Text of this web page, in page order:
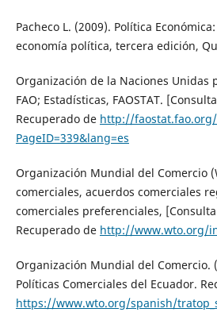
Pacheco L. (2009). Política
economía política, tercera edición,
Organización de la Naciones Unidas
FAO; Estadísticas, FAOSTAT.
Recuperado de http://
PageID=339&lang=es
Organización Mundial del Comercio
comerciales, acuerdos comerciales
comerciales preferenciales,
Recuperado de http://www.wto.org/
Organización Mundial del Comercio.
Políticas Comerciales del Ecuador.
https://www.wto.org/spanish/